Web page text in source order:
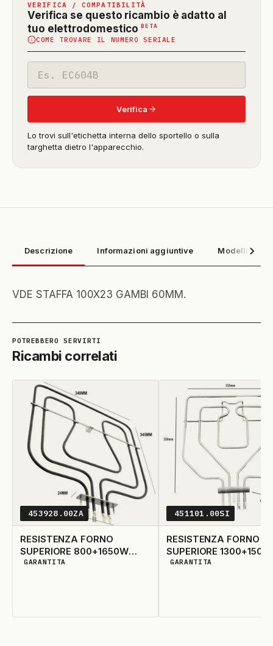
VERIFICA / COMPATIBILITÀ
Verifica se questo ricambio è adatto al
tuo elettrodomestico BETA
in
beta)
COME TROVARE IL NUMERO SERIALE
modello
Verifica
Lo trovi sull'etichetta interna dello sportello o sulla
targhetta dietro l'apparecchio.
Descrizione Informazioni aggiuntive Modelli
VDE STAFFA 100X23 GAMBI 60MM.
Ricambi correlati
453928.00ZA
RESISTENZA FORNO
SUPERIORE 800+1650W
345X340
DISPONIBILITÀ GARANTITA
GARANTITA
451101.00SI
RESISTENZA FORNO
SUPERIORE
370X370
DISPONIBILITÀ GARANTITA
GARANTITA